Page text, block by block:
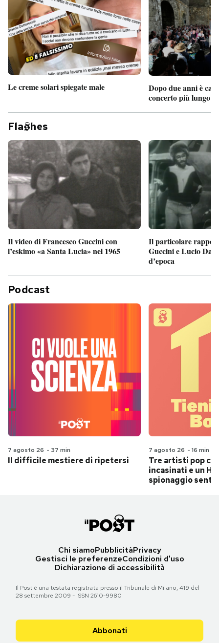
Le creme solari spiegate male
Dopo due anni è
concerto più lungo
Fla hes
Il video di Francesco Guccini con
l’eskimo «a Santa Lucia» nel 1965
Il particolare
Guccini e Lucio
d’epoca
Podcast
7 agosto 26 - 37 min
Il difficile mestiere di ripetersi
7 agosto 26 - 16 min
Tre artisti pop
incasinati e un
spionaggio
Chi siamoPubblicitàPrivacy
Gestisci le preferenzeCondizioni d'uso
Dichiarazione di accessibilità
Il Post è una testata registrata presso il Tribunale di Milano, 419 del
28 settembre 2009 - ISSN 2610-9980
Abbonati